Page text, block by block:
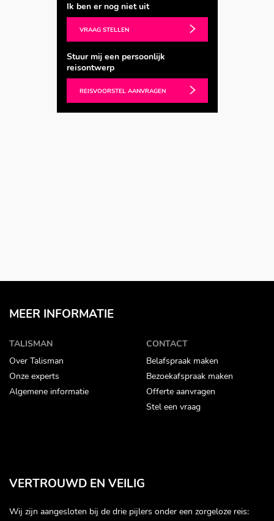
Ik ben er nog niet uit
VRAAG STELLEN
Stuur mij een persoonlijk
reisontwerp
REISVOORSTEL AANVRAGEN
MEER INFORMATIE
TALISMAN
Over Talisman
Onze experts
Algemene informatie
CONTACT
Belafspraak maken
Bezoekafspraak maken
Offerte aanvragen
Stel een vraag
VERTROUWD EN VEILIG
Wij zijn aangesloten bij de drie pijlers onder een zorgeloze reis: